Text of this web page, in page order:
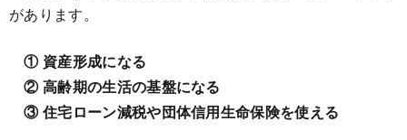
があります。
① 資産形成になる
② 高齢期の生活の基盤になる
③ 住宅ローン減税や団体信用生命保険を使える